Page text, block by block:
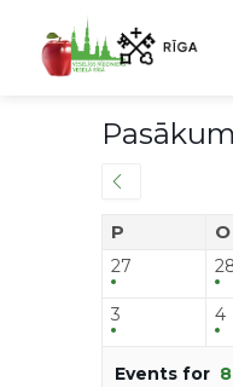
P O
27
3 4
Events for 8